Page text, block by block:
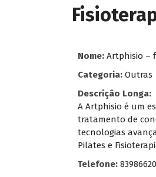
Nome: Artphisio –
Categoria: Outras
Descrição Longa:
A Artphisio é um
tratamento de
tecnologias
Pilates e
Telefone: